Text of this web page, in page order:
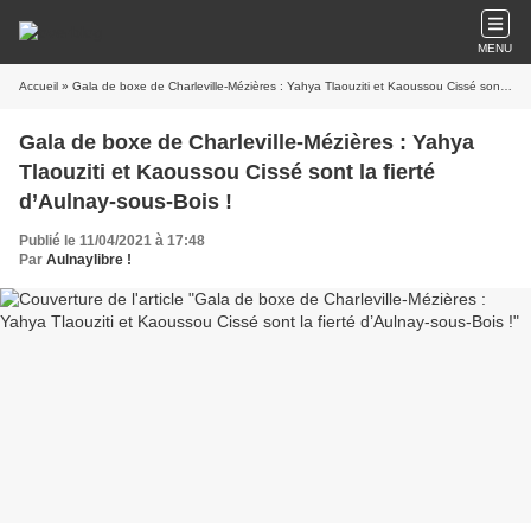
MENU
Accueil » Gala de boxe de Charleville-Mézières : Yahya Tlaouziti et Kaoussou Cissé sont la fierté d’Aulnay-sous-Bois !
Gala de boxe de Charleville-Mézières : Yahya
Tlaouziti et Kaoussou Cissé sont la fierté
d’Aulnay-sous-Bois !
Publié le 11/04/2021 à 17:48
Par Aulnaylibre !